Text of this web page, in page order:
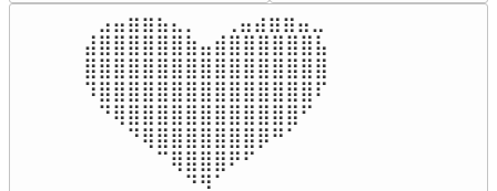
⠀⣠⣤⣶⣶⣦⣄⡀  ⠀⢀⣤⣴⣶⣶⣤⣀⠀
⣼⣿⣿⣿⣿⣿⣿⣷⣤⣾⣿⣿⣿⣿⣿⣿⣧
⣿⣿⣿⣿⣿⣿⣿⣿⣿⣿⣿⣿⣿⣿⣿⣿⣿
⠹⣿⣿⣿⣿⣿⣿⣿⣿⣿⣿⣿⣿⣿⣿⣿⠏
⠀⠙⢿⣿⣿⣿⣿⣿⣿⣿⣿⣿⣿⣿⣿⠋⠀
⠀⠀⠀⠙⢿⣿⣿⣿⣿⣿⣿⣿⡿⠛⠁⠀⠀
⠀⠀⠀⠀⠀⠉⢿⣿⣿⣿⠟⠋⠀⠀⠀⠀⠀
⠀⠀⠀⠀⠀⠀⠀⠙⠻⠁⠀⠀⠀⠀⠀⠀⠀⠀⠀⠀⠀⠀⠀